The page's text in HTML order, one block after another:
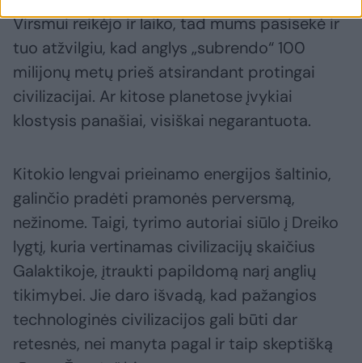
Virsmui reikėjo ir laiko, tad mums pasisekė ir
tuo atžvilgiu, kad anglys „subrendo“ 100
milijonų metų prieš atsirandant protingai
civilizacijai. Ar kitose planetose įvykiai
klostysis panašiai, visiškai negarantuota.
Kitokio lengvai prieinamo energijos šaltinio,
galinčio pradėti pramonės perversmą,
nežinome. Taigi, tyrimo autoriai siūlo į Dreiko
lygtį, kuria vertinamas civilizacijų skaičius
Galaktikoje, įtraukti papildomą narį anglių
tikimybei. Jie daro išvadą, kad pažangios
technologinės civilizacijos gali būti dar
retesnės, nei manyta pagal ir taip skeptišką